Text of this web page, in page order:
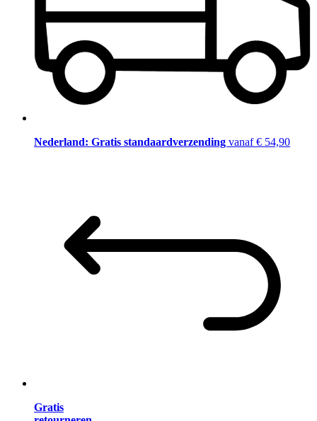
Nederland: Gratis standaardverzending vanaf € 54,90
Gratis